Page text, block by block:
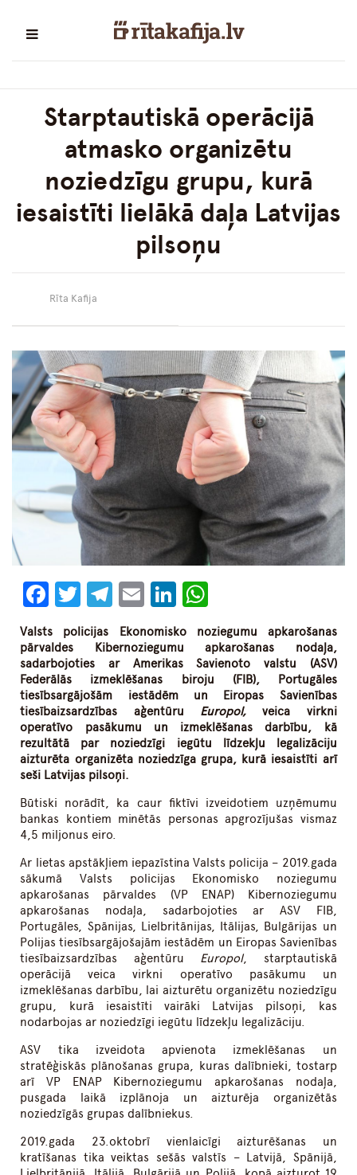
Starptautiskā operācijā
atmasko organizētu
noziedzīgu grupu, kurā
iesaistīti lielākā daļa Latvijas
pilsoņu
Rīta Kafija
Facebook
Twitter
Telegram
EmailLinkedIn
Valsts policijas Ekonomisko noziegumu apkarošanas
pārvaldes Kibernoziegumu apkarošanas nodaļa,
sadarbojoties ar Amerikas Savienoto valstu (ASV)
Federālās izmeklēšanas biroju (FIB), Portugāles
tiesībsargājošām iestādēm un Eiropas Savienības
tiesībaizsardzības aģentūru Europol, veica virkni
operatīvo pasākumu un izmeklēšanas darbību, kā
rezultātā par noziedzīgi iegūtu līdzekļu legalizāciju
aizturēta organizēta noziedzīga grupa, kurā iesaistīti arī
seši Latvijas pilsoņi.
Būtiski norādīt, ka caur fiktīvi izveidotiem uzņēmumu
bankas kontiem minētās personas apgrozījušas vismaz
4,5 miljonus eiro.
Ar lietas apstākļiem iepazīstina Valsts policija – 2019.gada
sākumā Valsts policijas Ekonomisko noziegumu
apkarošanas pārvaldes (VP ENAP) Kibernoziegumu
apkarošanas nodaļa, sadarbojoties ar ASV FIB,
Portugāles, Spānijas, Lielbritānijas, Itālijas, Bulgārijas un
Polijas tiesībsargājošajām iestādēm un Eiropas Savienības
tiesībaizsardzības aģentūru Europol, starptautiskā
operācijā veica virkni operatīvo pasākumu un
izmeklēšanas darbību, lai aizturētu organizētu noziedzīgu
grupu, kurā iesaistīti vairāki Latvijas pilsoņi, kas
nodarbojas ar noziedzīgi iegūtu līdzekļu legalizāciju.
ASV tika izveidota apvienota izmeklēšanas un
stratēģiskās plānošanas grupa, kuras dalībnieki, tostarp
arī VP ENAP Kibernoziegumu apkarošanas nodaļa,
pusgada laikā izplānoja un aizturēja organizētās
noziedzīgās grupas dalībniekus.
2019.gada 23.oktobrī vienlaicīgi aizturēšanas un
kratīšanas tika veiktas sešās valstīs – Latvijā, Spānijā,